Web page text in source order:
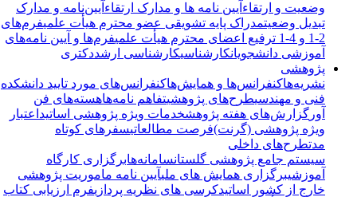
وضعیت و ارتقاءآیین نامه ها و مدارک ارتقاءآیین‌نامه و مدارک
تبدیل وضعیتمدراک پایه تشویقی عضو محترم هیأت علمیفرم‌های
فرم‌ها و آیین نامه‌های
آموزشی دانشجویانکارشناسیکارشناسی ارشددکتری
پژوهشی
نشریه‌هاکنفرانس‌ها و همایش‌هاکنفرانس‌های مورد تایید دانشکده
فنی و مهندسیطرح‌های پژوهشیتفاهم نامه‌هاهسته‌های فن
آورگزارش‌های هفته پژوهشخدمات ویژه پژوهشی اساتیداعتبار
ویژه پژوهشی (گرنت)فرصت مطالعاتیسفرهای کوتاه
مدتطرح‌های داخلی
سیستم جامع پژوهشی گلستانسامانه‌هابرگزاری کارگاه
آموزشیبرگزاری همایش های ملیآیین نامه ماموریت پژوهشی
خارج از کشور اساتیدکرسی های نظریه پردازیفرم ارزیابی کتاب